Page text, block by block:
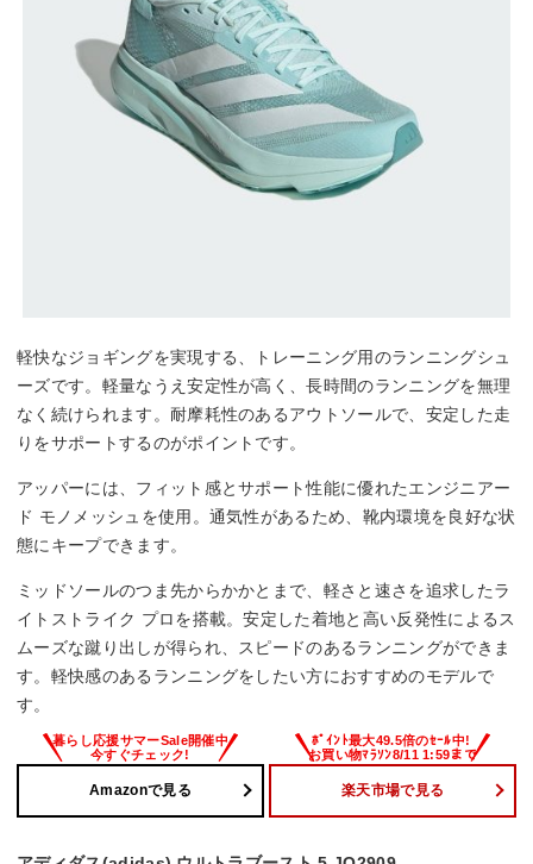
軽快なジョギングを実現する、トレーニング用のランニングシュ
ーズです。軽量なうえ安定性が高く、長時間のランニングを無理
なく続けられます。耐摩耗性のあるアウトソールで、安定した走
りをサポートするのがポイントです。
アッパーには、フィット感とサポート性能に優れたエンジニアー
ド モノメッシュを使用。通気性があるため、靴内環境を良好な状
態にキープできます。
ミッドソールのつま先からかかとまで、軽さと速さを追求したラ
イトストライク プロを搭載。安定した着地と高い反発性によるス
ムーズな蹴り出しが得られ、スピードのあるランニングができま
す。軽快感のあるランニングをしたい方におすすめのモデルで
す。
Amazonで見る 楽天市場で見る